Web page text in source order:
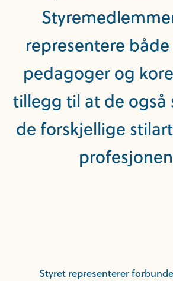
representere
pedagoger og
tillegg til at de også
de forskjellige
Styret representerer